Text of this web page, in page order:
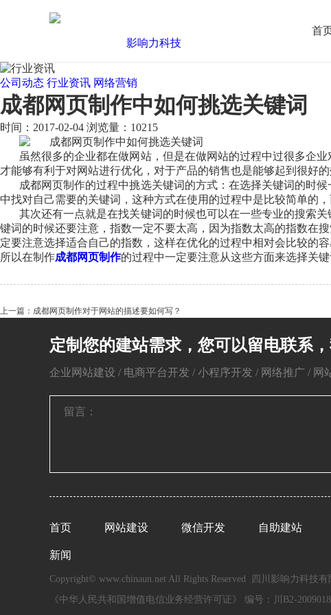
首
公司动态 行业资讯 网络营销
成都网页制作中如何挑选关键词
时间：2017-02-04 浏览量：10215
虽然很多的企业都在做网站，但是在做网站的过程中过很多企业
才能够有利于对网站进行优化，对于产品的销售也是能够起到很好的
成都网页制作的过程中挑选关键词的方式：在选择关键词的时
中找对自己需要的关键词，这种方式在使用的过程中是比较简单的
其次还有一点就是在找关键词的时候也可以在一些专业的搜索
键词的时候还要注意，指数一定不要太高，因为指数太高的指数在
定要注意选择适合自己的指数，这样在优化的过程中相对会比较的
所以在制作成都网页制作的过程中一定要注意从这些方面来选择关键
上一篇：成都网页制作对于网站的描述要如何写？
定制您的建站需求，您可以留电联系
企业网站建设 / 电商平台开发 / 小程序开发 / 网络推广 / 网
首页 网站建设 微信开发 自助建站
新闻
Copyright© www.chinaun.net All Rights Reserved 四川影响力科技有
《中华人民共和国增值电信业务经营许可证》 编号：川B2-